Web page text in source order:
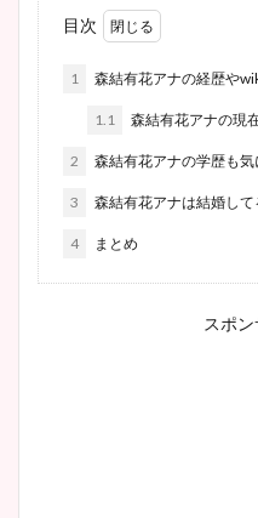
目次
1 森結有花アナの経歴や
1.1 森結有花アナの現
2 森結有花アナの学歴も気
3 森結有花アナは結婚して
4 まとめ
スポ